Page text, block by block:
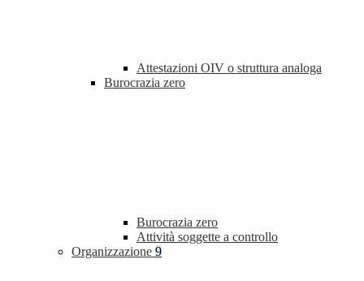
Attestazioni OIV o struttura analoga
Burocrazia zero
Burocrazia zero
Attività soggette a controllo
Organizzazione 9